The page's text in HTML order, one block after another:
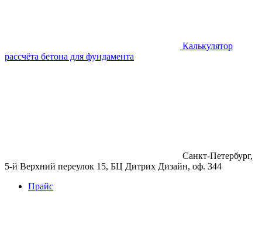
Калькулятор
рассчёта бетона для фундамента
Санкт-Петербург,
5-й Верхний переулок 15, БЦ Дитрих Дизайн, оф. 344
Прайс